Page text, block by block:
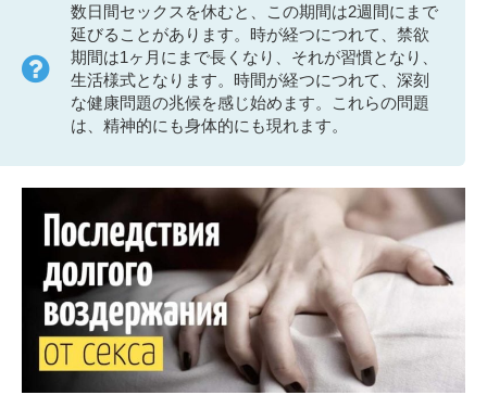
数日間セックスを休むと、この期間は2週間にまで
延びることがあります。時が経つにつれて、禁欲
期間は1ヶ月にまで長くなり、それが習慣となり、
生活様式となります。時間が経つにつれて、深刻
な健康問題の兆候を感じ始めます。これらの問題
は、精神的にも身体的にも現れます。